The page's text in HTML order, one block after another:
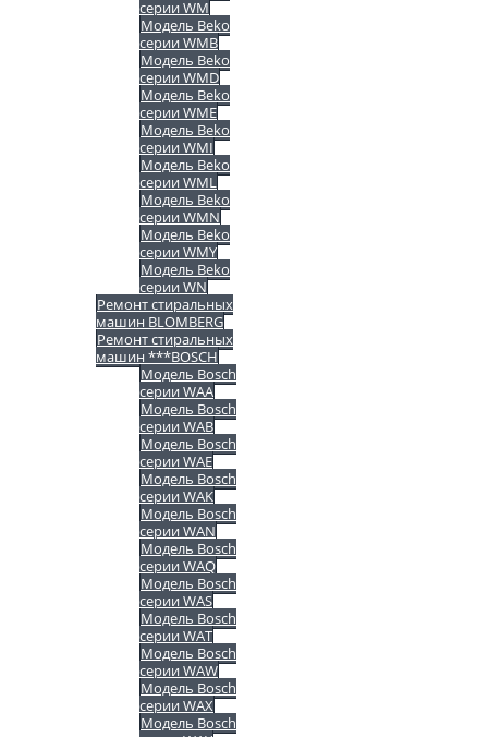
серии WM
Модель Beko
серии WMB
Модель Beko
серии WMD
Модель Beko
серии WME
Модель Beko
серии WMI
Модель Beko
серии WML
Модель Beko
серии WMN
Модель Beko
серии WMY
Модель Beko
серии WN
Ремонт стиральных
машин BLOMBERG
Ремонт стиральных
машин ***BOSCH
Модель Bosch
серии WAA
Модель Bosch
серии WAB
Модель Bosch
серии WAE
Модель Bosch
серии WAK
Модель Bosch
серии WAN
Модель Bosch
серии WAQ
Модель Bosch
серии WAS
Модель Bosch
серии WAT
Модель Bosch
серии WAW
Модель Bosch
серии WAX
Модель Bosch